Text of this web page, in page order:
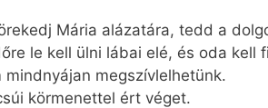
Mária alázatára, tedd a
le kell ülni lábai elé, és oda kell
megszívlelhetünk.
körmenettel ért véget.